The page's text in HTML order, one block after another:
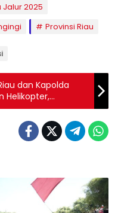
2025
Provinsi Riau
dan Kapolda
Helikopter,
Suhardiman